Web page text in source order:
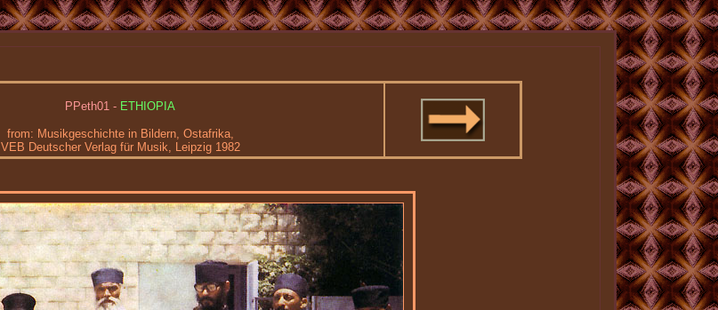
PPeth01 - ETHIOPIA
from: Musikgeschichte in Bildern, Ostafrika,
VEB Deutscher Verlag für Musik, Leipzig 1982